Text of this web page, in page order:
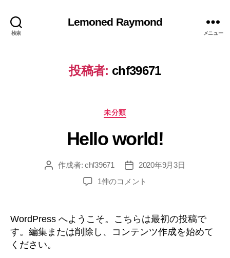
検索
Lemoned Raymond
メニュー
投稿者: chf39671
カ
ゴ
リ
未分類
Hello world!
投
作成者: chf39671
投
稿
2020年9月3日
Hello
の
1件のコメント
WordPress へようこそ。こちらは最初の投稿で
す。編集または削除し、コンテンツ作成を始めて
ください。